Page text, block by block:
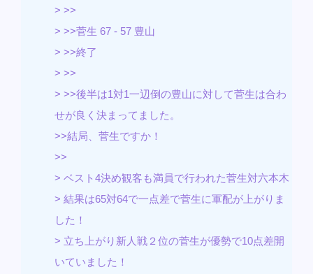
> >>
> >>菅生 67 - 57 豊山
> >>終了
> >>
> >>後半は1対1一辺倒の豊山に対して菅生は合わ
せが良く決まってました。
>>結局、菅生ですか！
>>
> ベスト4決め観客も満員で行われた菅生対六本木
> 結果は65対64で一点差で菅生に軍配が上がりま
した！
> 立ち上がり新人戦２位の菅生が優勢で10点差開
いていました！